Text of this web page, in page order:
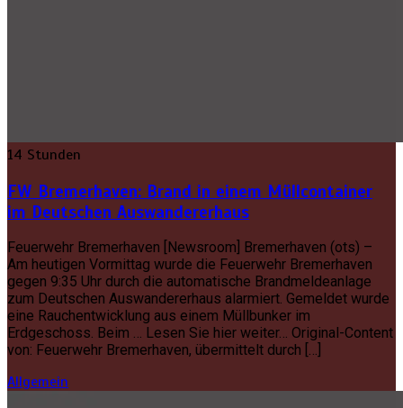
14 Stunden
FW Bremerhaven: Brand in einem Müllcontainer
im Deutschen Auswandererhaus
Feuerwehr Bremerhaven [Newsroom] Bremerhaven (ots) –
Am heutigen Vormittag wurde die Feuerwehr Bremerhaven
gegen 9:35 Uhr durch die automatische Brandmeldeanlage
zum Deutschen Auswandererhaus alarmiert. Gemeldet wurde
eine Rauchentwicklung aus einem Müllbunker im
Erdgeschoss. Beim … Lesen Sie hier weiter… Original-Content
von: Feuerwehr Bremerhaven, übermittelt durch […]
Allgemein